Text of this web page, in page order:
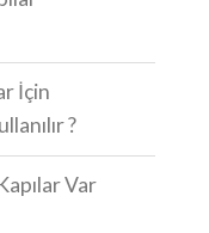
İçin
?
Var